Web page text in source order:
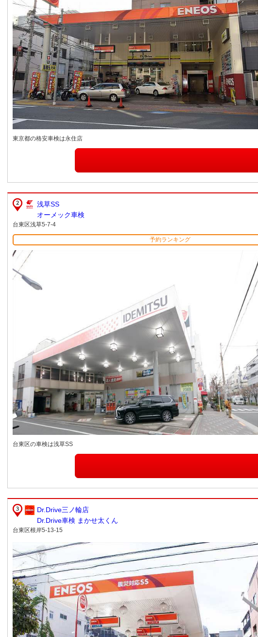
東京都の格安車検は永住店
浅草SS
オーメック車検
台東区浅草5-7-4
予約ランキング
台東区の車検は浅草SS
Dr.Drive三ノ輪店
Dr.Drive車検 まかせ太くん
台東区根岸5-13-15